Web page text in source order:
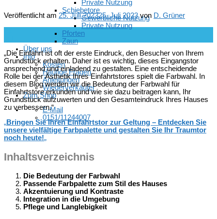
Private Nutzung
Schiebetore
Gewerbliche Nutzung
Private Nutzung
Pforten
Zaun
Über uns
Info
Kosten
Häufige Fragen
Anleitungen
Wiederverkäufer
Zum Shop
E-Mail
0151/11244007
Veröffentlicht am 25. Juli 202325. Juli 2023von D. Grüner
„Die Einfahrt ist oft der erste Eindruck, den Besucher von Ihrem
Grundstück erhalten. Daher ist es wichtig, dieses Eingangstor
ansprechend und einladend zu gestalten. Eine entscheidende
Rolle bei der Ästhetik Ihres Einfahrtstores spielt die Farbwahl. In
diesem Blog werden wir die Bedeutung der Farbwahl für
Einfahrtstore erkunden und wie sie dazu beitragen kann, Ihr
Grundstück aufzuwerten und den Gesamteindruck Ihres Hauses
zu verbessern.“
„Bringen Sie Ihren Einfahrtstor zur Geltung – Entdecken Sie
unsere vielfältige Farbpalette und gestalten Sie Ihr Traumtor
noch heute!„
Inhaltsverzeichnis
Die Bedeutung der Farbwahl
Passende Farbpalette zum Stil des Hauses
Akzentuierung und Kontraste
Integration in die Umgebung
Pflege und Langlebigkeit